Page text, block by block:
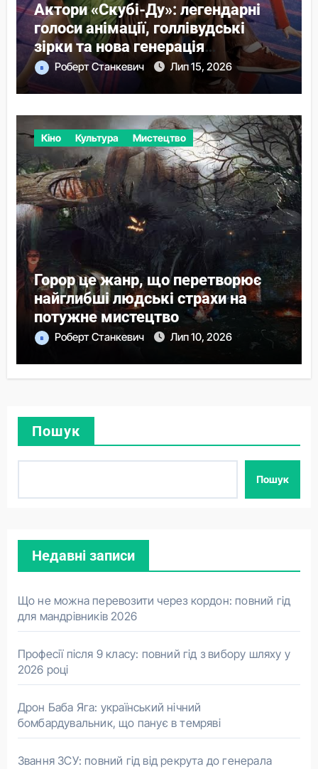
Актори «Скубі-Ду»: легендарні
голоси анімації, голлівудські
зірки та нова генерація
детективів
Роберт Станкевич Лип 15, 2026
Кіно Культура Мистецтво
Горор це жанр, що перетворює
найглибші людські страхи на
потужне мистецтво
Роберт Станкевич Лип 10, 2026
Пошук
Пошук
Недавні записи
Що не можна перевозити через кордон: повний гід
для мандрівників 2026
Професії після 9 класу: повний гід з вибору шляху у
2026 році
Дрон Баба Яга: український нічний
бомбардувальник, що панує в темряві
Звання ЗСУ: повний гід від рекрута до генерала